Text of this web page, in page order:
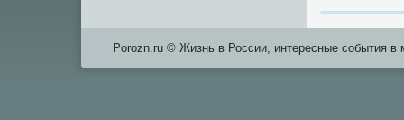
Porozn.ru © Жизнь в России, интересные события в